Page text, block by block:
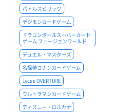
バトルスピリッツ
デジモンカードゲーム
ドラゴンボールスーパーカード
ゲーム フュージョンワールド
デュエル・マスターズ
名探偵コナンカードゲーム
Lycee OVERTURE
ウルトラマンカードゲーム
ディズニー・ロルカナ